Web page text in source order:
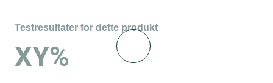
Testresultater for dette produkt
XY%